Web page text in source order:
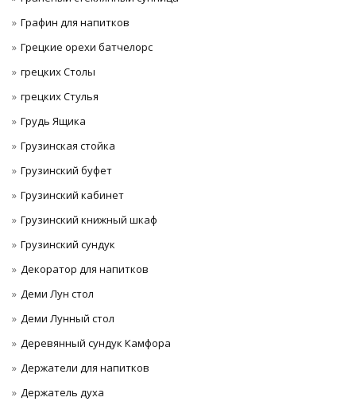
Графин для напитков
Грецкие орехи батчелорс
грецких Столы
грецких Стулья
Грудь Ящика
Грузинская стойка
Грузинский буфет
Грузинский кабинет
Грузинский книжный шкаф
Грузинский сундук
Декоратор для напитков
Деми Лун стол
Деми Лунный стол
Деревянный сундук Камфора
Держатели для напитков
Держатель духа